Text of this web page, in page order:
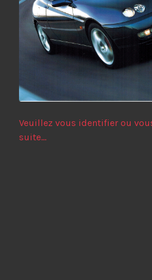
Veuillez vous identifier ou
suite...